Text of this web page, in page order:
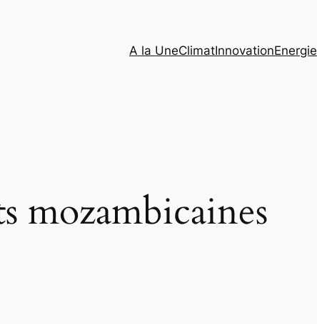
A la UneClimatInnovationEnergie
mozambicaines